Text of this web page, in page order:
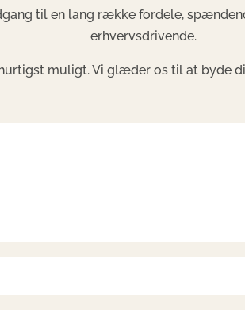
til en lang række fordele,
erhvervsdrivende.
muligt. Vi glæder os til at byde